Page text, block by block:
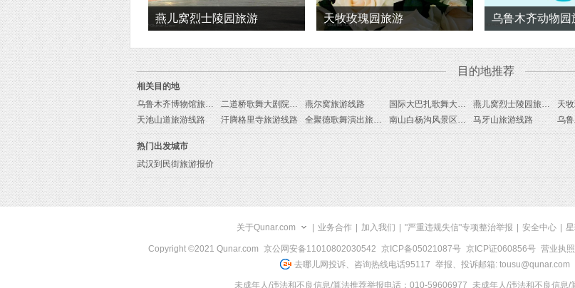
燕儿窝烈士陵园旅游 天牧玫瑰园旅游 乌鲁木齐动物园
目的地推荐
相关目的地
乌鲁木齐博物馆旅游线路
二道桥歌舞大剧院旅游线路 燕尔窝旅游线路 国际大巴扎歌舞大剧院旅游线路 燕儿窝烈士陵园旅游线路 天
天池山道旅游线路
汗腾格里寺旅游线路 全聚德歌舞演出旅游线路 南山白杨沟风景区旅游线路 马牙山旅游线路
热门出发城市
武汉到民街旅游报价
关于Qunar.com 业务合作 加入我们 "严重违规失信"专项整治举报 安全中心
Copyright ©2021 Qunar.com 京公网安备11010802030542 京ICP备05021087号 京ICP证060856号 营业执
去哪儿网投诉、咨询热线电话95117 举报、投诉邮箱: tousu@qunar.com
未成年人/违法和不良信息/算法推荐举报电话：010-59606977 未成年人/违法和不良信息/